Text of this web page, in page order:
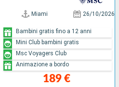
Miami 26/10/2026
189 €
Bambini gratis fino a 12 anni
Mini Club bambini gratis
Msc Voyagers Club
Animazione a bordo